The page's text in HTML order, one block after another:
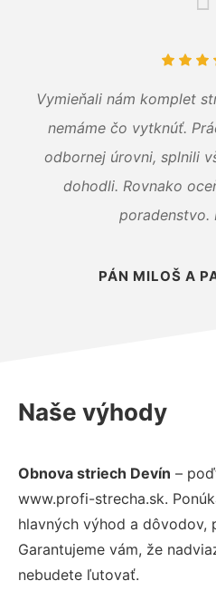
Vymieňali nám komplet
nemáme čo vytknúť.
odbornej úrovni, splnili
dohodli. Rovnako
poradenstvo.
PÁN MILOŠ A
Naše výhody
Obnova striech Devín –
www.profi-strecha.sk.
hlavných výhod a dôvodov,
Garantujeme vám, že
nebudete ľutovať.